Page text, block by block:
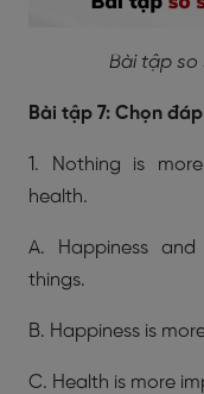
Bài tập so
Bài tập 7: Chọn
1. Nothing is
health.
A. Happiness
things.
B. Happiness is
C. Health is more